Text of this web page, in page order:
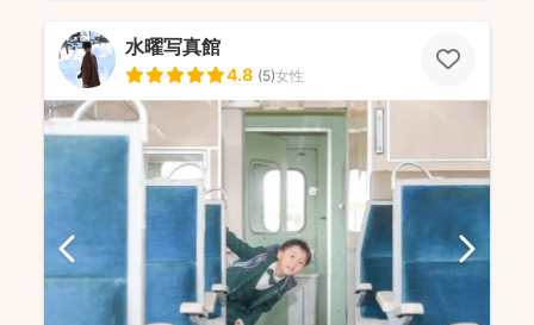
水曜写真館
4.8 (5)女性